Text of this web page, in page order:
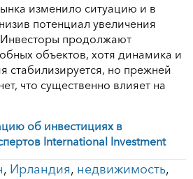
изменило ситуацию и в
потенциал увеличения
продолжают
объектов, хотя динамика и
стабилизируется, но прежней
что существенно влияет на
об инвестициях в
International Investment
, Ирландия, недвижимость,